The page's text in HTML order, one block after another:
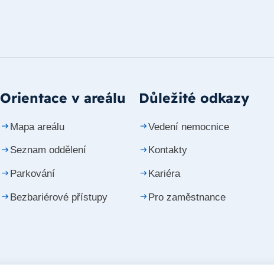
Orientace v areálu
Mapa areálu
Seznam oddělení
Parkování
Bezbariérové přístupy
Důležité odkazy
Vedení nemocnice
Kontakty
Kariéra
Pro zaměstnance